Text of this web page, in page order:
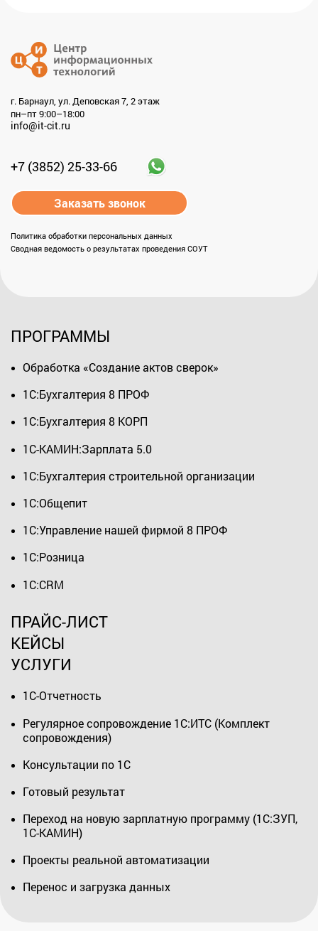
г. Барнаул, ул. Деповская 7, 2 этаж
пн–пт 9:00–18:00
info@it-cit.ru
+7 (3852) 25-33-66
Заказать звонок
Политика обработки персональных данных
Сводная ведомость о результатах проведения СОУТ
ПРОГРАММЫ
Обработка «Создание актов сверок»
1С:Бухгалтерия 8 ПРОФ
1С:Бухгалтерия 8 КОРП
1С-КАМИН:Зарплата 5.0
1С:Бухгалтерия строительной организации
1С:Общепит
1С:Управление нашей фирмой 8 ПРОФ
1С:Розница
1С:CRM
ПРАЙС-ЛИСТ
КЕЙСЫ
УСЛУГИ
1С-Отчетность
Регулярное сопровождение 1С:ИТС (Комплект
сопровождения)
Консультации по 1С
Готовый результат
Переход на новую зарплатную программу (1С:ЗУП,
1С-КАМИН)
Проекты реальной автоматизации
Перенос и загрузка данных